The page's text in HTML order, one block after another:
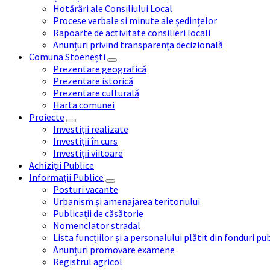
Hotărâri ale Consiliului Local
Procese verbale si minute ale ședințelor
Rapoarte de activitate consilieri locali
Anunțuri privind transparența decizională
Comuna Stoenești
Prezentare geografică
Prezentare istorică
Prezentare culturală
Harta comunei
Proiecte
Investiții realizate
Investiții în curs
Investiții viitoare
Achiziții Publice
Informații Publice
Posturi vacante
Urbanism și amenajarea teritoriului
Publicații de căsătorie
Nomenclator stradal
Lista funcțiilor și a personalului plătit din fonduri
Anunțuri promovare examene
Registrul agricol